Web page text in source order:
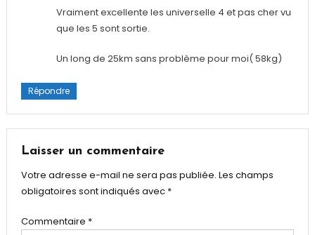
Vraiment excellente les universelle 4 et pas cher vu
que les 5 sont sortie.
Un long de 25km sans problème pour moi( 58kg)
Répondre
Laisser un commentaire
Votre adresse e-mail ne sera pas publiée. Les champs
obligatoires sont indiqués avec *
Commentaire *